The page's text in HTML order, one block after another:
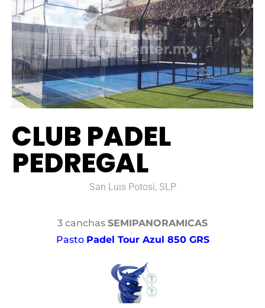
CLUB PADEL
PEDREGAL
San Luis Potosi, SLP
3 canchas SEMIPANORAMICAS
Pasto Padel Tour Azul 850 GRS